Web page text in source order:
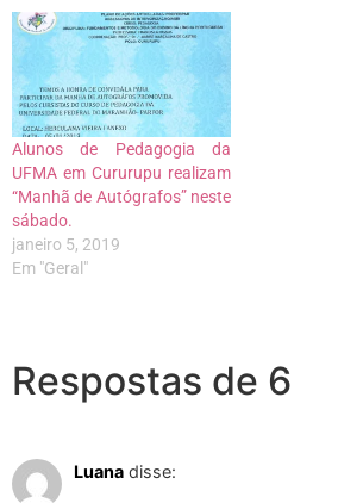
Alunos de Pedagogia da
UFMA em Cururupu realizam
“Manhã de Autógrafos” neste
sábado.
janeiro 5, 2019
Em "Geral"
Respostas de 6
Luana disse: